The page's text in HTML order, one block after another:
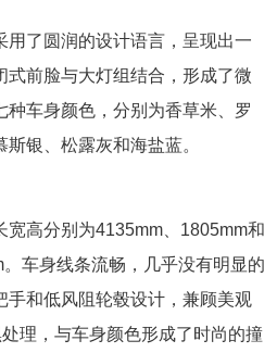
用了圆润的设计语言，呈现出一
式前脸与大灯组结合，形成了微
车身颜色，分别为香草米、罗
银、松露灰和海盐蓝。
宽高分别为4135mm、1805mm和
车身线条流畅，几乎没有明显的
手和低风阻轮毂设计，兼顾美观
理，与车身颜色形成了时尚的撞